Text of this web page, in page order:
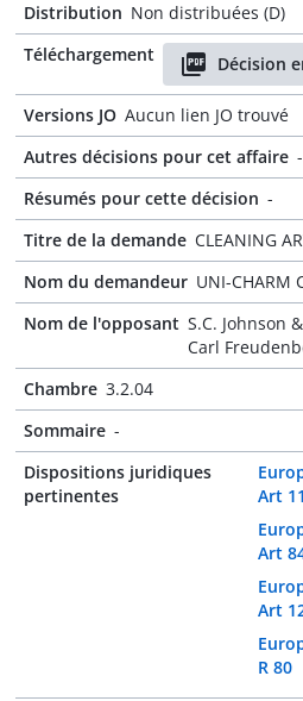
Distribution Non distribuées (D)
Téléchargement
Décision
Versions JO Aucun lien JO trouvé
Autres décisions pour cet affaire -
Résumés pour cette décision -
Titre de la demande CLEANING
Nom du demandeur UNI-CHARM
Nom de l'opposant S.C. Johnson
Carl
Chambre 3.2.04
Sommaire -
Dispositions juridiques
pertinentes
Art
Art
Art
R 80